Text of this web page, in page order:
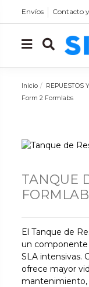
Envíos Contacto
Inicio REPUESTOS
Form 2 Formlabs
TANQUE
El Tanque de
un componente
SLA intensivas.
ofrece mayor
mantenimiento,